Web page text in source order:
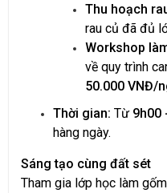
Thu hoạch
rau củ đã đủ
Workshop
về quy trình
50.000 VNĐ/
Thời gian: Từ 9h00
hàng ngày.
Sáng tạo cùng đất sét
Tham gia lớp học làm